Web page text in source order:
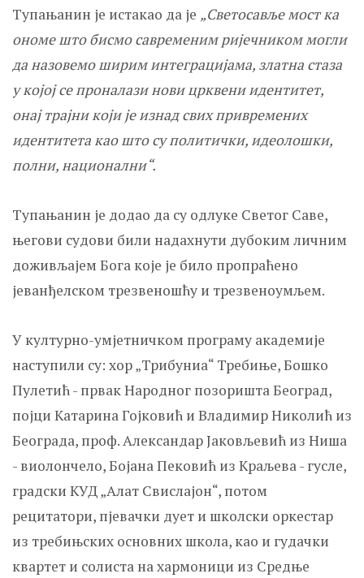
Тупањанин је истакао да је „Светосавље мост ка
ономе што бисмо савременим ријечником могли
да назовемо ширим интеграцијама, златна стаза
у којој се проналази нови црквени идентитет,
онај трајни који је изнад свих привремених
идентитета као што су политички, идеолошки,
полни, национални“.
Тупањанин је додао да су одлуке Светог Саве,
његови судови били надахнути дубоким личним
доживљајем Бога које је било пропраћено
јеванђелском трезвеношћу и трезвеноумљем.
У културно-умјетничком програму академије
наступили су: хор „Трибуниа“ Требиње, Бошко
Пулетић - првак Народног позоришта Београд,
појци Катарина Гојковић и Владимир Николић из
Београда, проф. Александар Јаковљевић из Ниша
- виолончело, Бојана Пековић из Краљева - гусле,
градски КУД „Алат Свислајон“, потом
рецитатори, пјевачки дует и школски оркестар
из требињских основних школа, као и гудачки
квартет и солиста на хармоници из Средње